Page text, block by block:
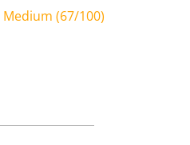
Medium (67/100)